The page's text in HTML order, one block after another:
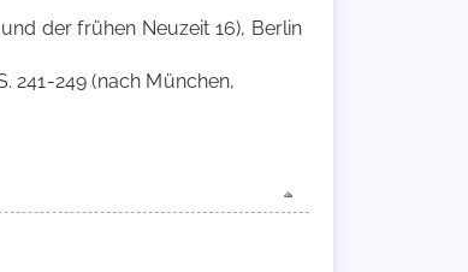
der frühen Neuzeit 16), Berlin
241-249 (nach München,